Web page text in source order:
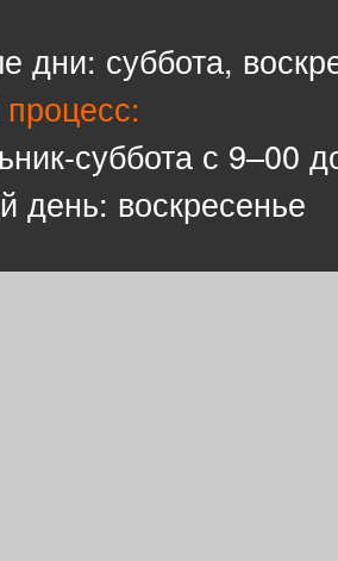
дни: суббота,
суббота с 9–00
день: воскресенье